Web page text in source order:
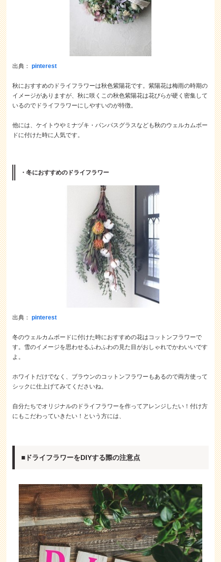
出典：pinterest
秋におすすめのドライフラワーは秋色紫陽花です。紫陽花は梅雨の時期の
イメージがありますが、秋に咲くこの秋色紫陽花は花びらが硬く密集して
いるのでドライフラワーにしやすいのが特徴。
他には、ケイトウやミナヅキ・パンパスグラスなども秋のウェルカムボー
ドに付けた時に人気です。
・冬におすすめのドライフラワー
出典：pinterest
冬のウェルカムボードに付けた時におすすめの花はコットンフラワーで
す。雪のイメージを思わせるふわふわの見た目がおしゃれでかわいいです
よ。
ホワイトだけでなく、ブラウンのコットンフラワーもあるので両方使って
シックに仕上げてみてくださいね。
自分たちでオリジナルのドライフラワーを作ってアレンジしたい！付け方
にもこだわっていきたい！という方には、
■ドライフラワーをDIYする際の注意点